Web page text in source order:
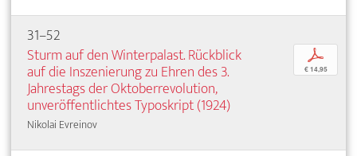
31–52
Sturm auf den Winterpalast. Rückblick
auf die Inszenierung zu Ehren des 3.
Jahrestags der Oktoberrevolution,
unveröffentlichtes Typoskript (1924)
Nikolai Evreinov
p
€ 14,95